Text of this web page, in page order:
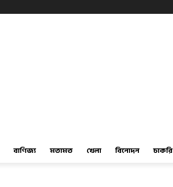
বাণিজ্য মতামত খেলা বিনোদন চাকরি